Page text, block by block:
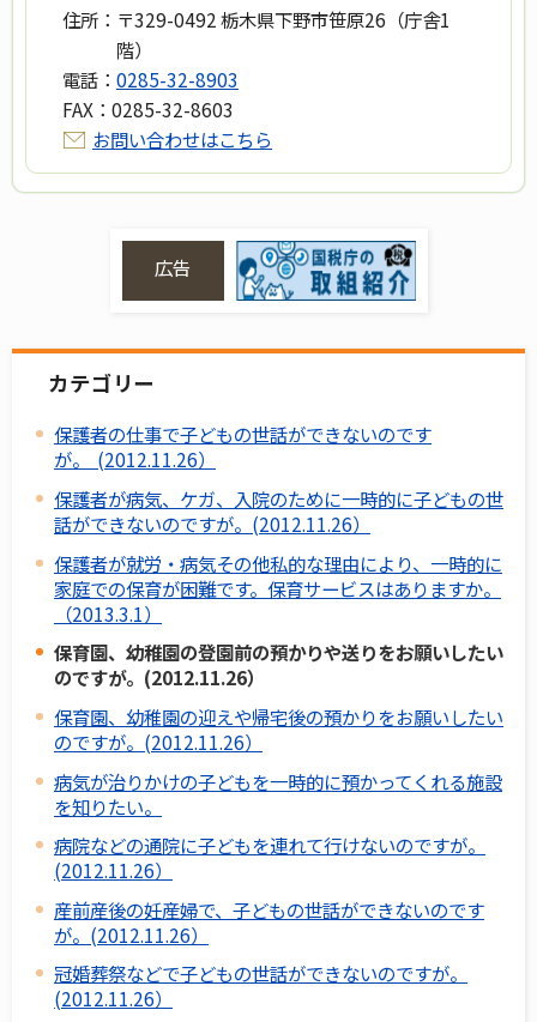
住所： 〒329-0492 栃木県下野市笹原26（庁舎1
階）
電話： 0285-32-8903
FAX： 0285-32-8603
お問い合わせはこちら
広告
カテゴリー
保護者の仕事で子どもの世話ができないのです
が。 (2012.11.26）
保護者が病気、ケガ、入院のために一時的に子どもの世
話ができないのですが。(2012.11.26）
保護者が就労・病気その他私的な理由により、一時的に
家庭での保育が困難です。保育サービスはありますか。
（2013.3.1）
保育園、幼稚園の登園前の預かりや送りをお願いしたい
のですが。(2012.11.26）
保育園、幼稚園の迎えや帰宅後の預かりをお願いしたい
のですが。(2012.11.26）
病気が治りかけの子どもを一時的に預かってくれる施設
を知りたい。
病院などの通院に子どもを連れて行けないのですが。
(2012.11.26）
産前産後の妊産婦で、子どもの世話ができないのです
が。(2012.11.26）
冠婚葬祭などで子どもの世話ができないのですが。
(2012.11.26）